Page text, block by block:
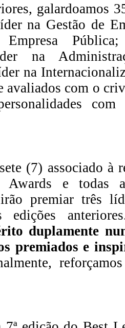
galardoamos
na Gestão de
na
na
avaliados com o
com
(7) associado à
e todas
premiar três
edições
duplamente
premiados e